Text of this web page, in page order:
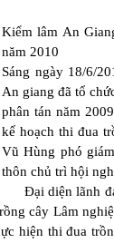
Kiểm lâm An
năm 2010
Sáng ngày 18/6/
An giang đã tổ
phân tán năm
kế hoạch thi đua
Vũ Hùng phó
thôn chủ trì hội
Đại diện lãnh
cây Lâm
hiện thi đua